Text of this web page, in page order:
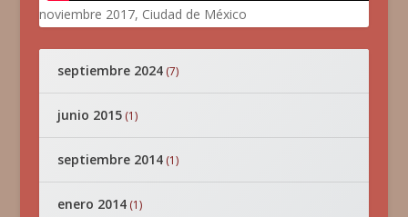
noviembre 2017, Ciudad de México
septiembre 2024(7)
junio 2015(1)
septiembre 2014(1)
enero 2014(1)